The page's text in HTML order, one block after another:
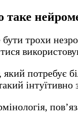
трохи
потребує
інтуїтивно